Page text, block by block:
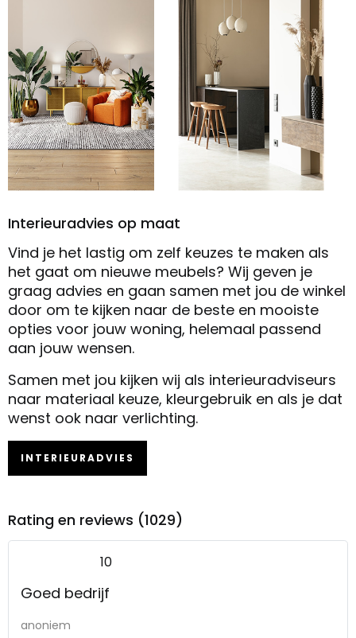
Interieuradvies op maat
Vind je het lastig om zelf keuzes te maken als
het gaat om nieuwe meubels? Wij geven je
graag advies en gaan samen met jou de winkel
door om te kijken naar de beste en mooiste
opties voor jouw woning, helemaal passend
aan jouw wensen.
Samen met jou kijken wij als interieuradviseurs
naar materiaal keuze, kleurgebruik en als je dat
wenst ook naar verlichting.
INTERIEURADVIES
Rating en reviews (1029)
10
Goed bedrijf
anoniem